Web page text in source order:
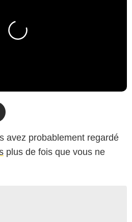
avez probablement regardé
plus de fois que vous ne